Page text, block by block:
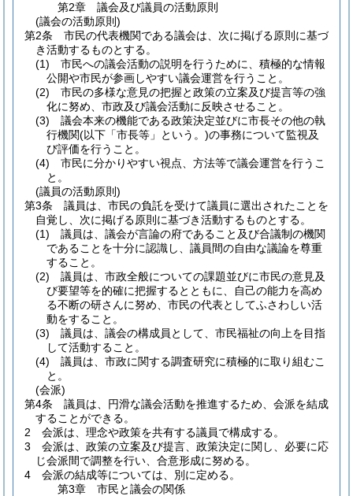
第2章
議会及び議員の活動原則
(議会の活動原則)
第2条
市民の代表機関である議会は、次に掲げる原則に基づ
き活動するものとする。
(1)
市民への議会活動の説明を行うために、積極的な情報
公開や市民が参画しやすい議会運営を行うこと。
(2)
市民の多様な意見の把握と政策の立案及び提言等の強
化に努め、市政及び議会活動に反映させること。
(3)
議会本来の機能である政策決定並びに市長その他の執
行機関(以下「市長等」という。)の事務について監視及
び評価を行うこと。
(4)
市民に分かりやすい視点、方法等で議会運営を行うこ
と。
(議員の活動原則)
第3条
議員は、市民の負託を受けて議員に選出されたことを
自覚し、次に掲げる原則に基づき活動するものとする。
(1)
議員は、議会が言論の府であること及び合議制の機関
であることを十分に認識し、議員間の自由な議論を尊重
すること。
(2)
議員は、市政全般についての課題並びに市民の意見及
び要望等を的確に把握するとともに、自己の能力を高め
る不断の研さんに努め、市民の代表としてふさわしい活
動をすること。
(3)
議員は、議会の構成員として、市民福祉の向上を目指
して活動すること。
(4)
議員は、市政に関する調査研究に積極的に取り組むこ
と。
(会派)
第4条
議員は、円滑な議会活動を推進するため、会派を結成
することができる。
2
会派は、理念や政策を共有する議員で構成する。
3
会派は、政策の立案及び提言、政策決定に関し、必要に応
じ会派間で調整を行い、合意形成に努める。
4
会派の結成等については、別に定める。
第3章
市民と議会の関係